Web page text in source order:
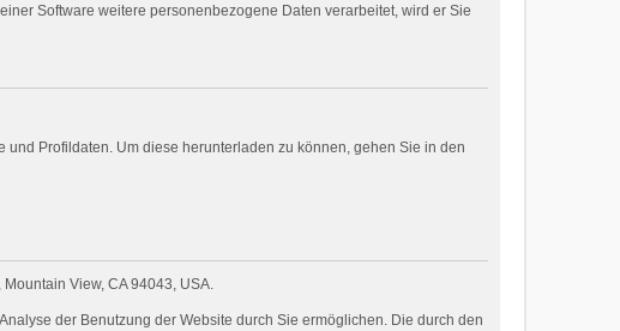
Software weitere personenbezogene Daten verarbeitet, wird er Sie
Profildaten. Um diese herunterladen zu können, gehen Sie in den
View, CA 94043, USA.
der Benutzung der Website durch Sie ermöglichen. Die durch den